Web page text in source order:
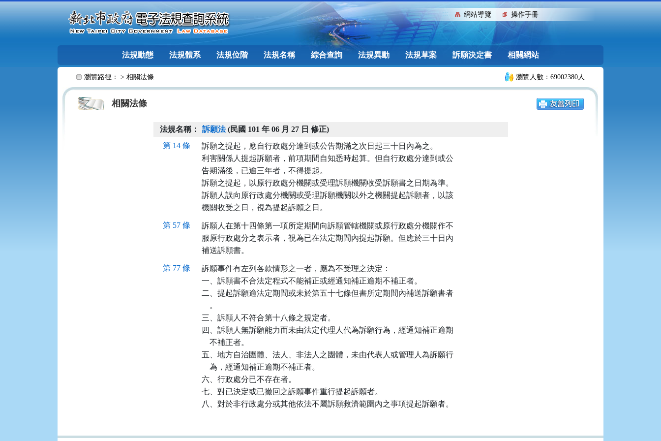
::: 網站導覽 操作手冊
法規動態 法規體系 法規位階 法規名稱 綜合查詢 法規異動 法規草案 訴願決定書 相關網站
瀏覽路徑： > 相關法條 瀏覽人數：69002380人
相關法條
法規名稱： 訴願法(民國 101 年 06 月 27 日 修正)
第 14 條
訴願之提起，應自行政處分達到或公告期滿之次日起三十日內為之。
利害關係人提起訴願者，前項期間自知悉時起算。但自行政處分達到或公
告期滿後，已逾三年者，不得提起。
訴願之提起，以原行政處分機關或受理訴願機關收受訴願書之日期為準。
訴願人誤向原行政處分機關或受理訴願機關以外之機關提起訴願者，以該
機關收受之日，視為提起訴願之日。
第 57 條
訴願人在第十四條第一項所定期間向訴願管轄機關或原行政處分機關作不
服原行政處分之表示者，視為已在法定期間內提起訴願。但應於三十日內
補送訴願書。
第 77 條
訴願事件有左列各款情形之一者，應為不受理之決定：
一、訴願書不合法定程式不能補正或經通知補正逾期不補正者。
二、提起訴願逾法定期間或未於第五十七條但書所定期間內補送訴願書者
    。
三、訴願人不符合第十八條之規定者。
四、訴願人無訴願能力而未由法定代理人代為訴願行為，經通知補正逾期
    不補正者。
五、地方自治團體、法人、非法人之團體，未由代表人或管理人為訴願行
    為，經通知補正逾期不補正者。
六、行政處分已不存在者。
七、對已決定或已撤回之訴願事件重行提起訴願者。
八、對於非行政處分或其他依法不屬訴願救濟範圍內之事項提起訴願者。